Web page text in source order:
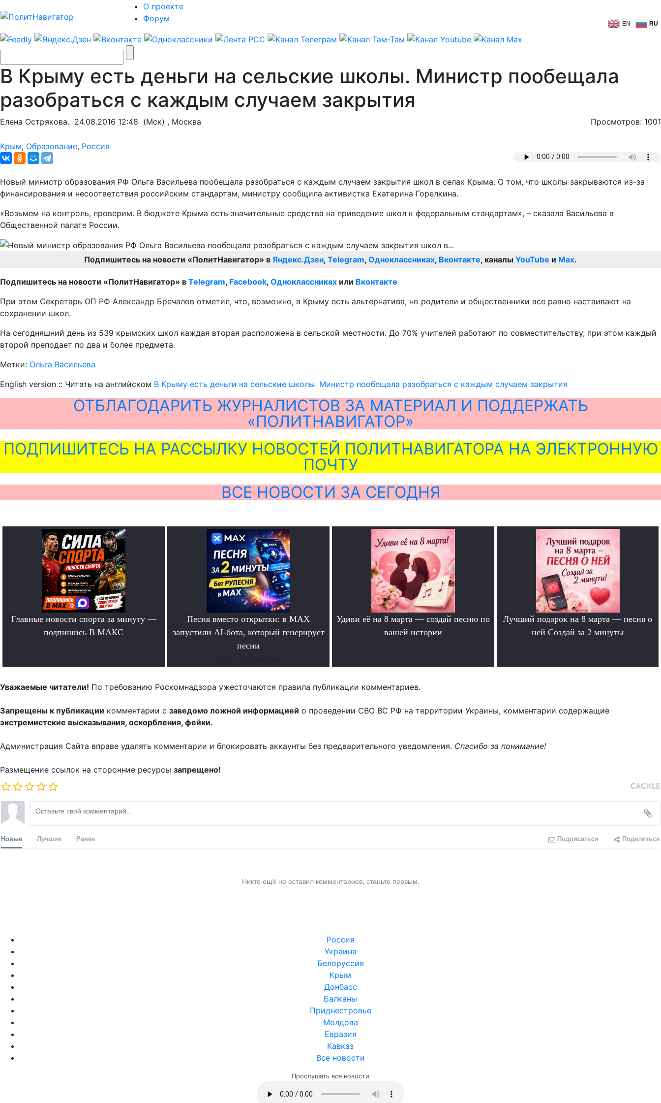
О проекте
Форум
EN RU
В Крыму есть деньги на сельские школы. Министр пообещала
разобраться с каждым случаем закрытия
Елена Острякова. 24.08.2016 12:48 (Мск) , Москва Просмотров: 1001
Крым, Образование, Россия
Новый министр образования РФ Ольга Васильева пообещала разобраться с каждым случаем закрытия школ в селах Крыма. О том, что школы закрываются из-за
финансирования и несоответствия российским стандартам, министру сообщила активистка Екатерина Горелкина.
«Возьмем на контроль, проверим. В бюджете Крыма есть значительные средства на приведение школ к федеральным стандартам», – сказала Васильева в
Общественной палате России.
Подпишитесь на новости «ПолитНавигатор» в Яндекс.Дзен, Telegram, Одноклассниках, Вконтакте, каналы YouTube и Max.
Подпишитесь на новости «ПолитНавигатор» в Telegram, Facebook, Одноклассниках или Вконтакте
При этом Секретарь ОП РФ Александр Бречалов отметил, что, возможно, в Крыму есть альтернатива, но родители и общественники все равно настаивают на
сохранении школ.
На сегодняшний день из 539 крымских школ каждая вторая расположена в сельской местности. До 70% учителей работают по совместительству, при этом каждый
второй преподает по два и более предмета.
Метки: Ольга Васильева
English version :: Читать на английском В Крыму есть деньги на сельские школы. Министр пообещала разобраться с каждым случаем закрытия
ОТБЛАГОДАРИТЬ ЖУРНАЛИСТОВ ЗА МАТЕРИАЛ И ПОДДЕРЖАТЬ
«ПОЛИТНАВИГАТОР»
ПОДПИШИТЕСЬ НА РАССЫЛКУ НОВОСТЕЙ ПОЛИТНАВИГАТОРА НА ЭЛЕКТРОННУЮ
ПОЧТУ
ВСЕ НОВОСТИ ЗА СЕГОДНЯ
Главные новости спорта за минуту —
подпишись В МАКС
Песня вместо открытки: в MAX
запустили AI-бота, который генерирует
песни
Удиви её на 8 марта — создай песню по
вашей истории
Лучший подарок на 8 марта — песня о
ней Создай за 2 минуты
Уважаемые читатели! По требованию Роскомнадзора ужесточаются правила публикации комментариев.
Запрещены к публикации комментарии с заведомо ложной информацией о проведении СВО ВС РФ на территории Украины, комментарии содержащие
экстремистские высказывания, оскорбления, фейки.
Администрация Сайта вправе удалять комментарии и блокировать аккаунты без предварительного уведомления. Спасибо за понимание!
Размещение ссылок на сторонние ресурсы запрещено!
Новые Лучшие Ранее Подписаться Поделиться
Никто ещё не оставил комментариев, станьте первым.
Россия
Украина
Белоруссия
Крым
Донбасс
Балканы
Приднестровье
Молдова
Евразия
Кавказ
Все новости
Прослушать все новости